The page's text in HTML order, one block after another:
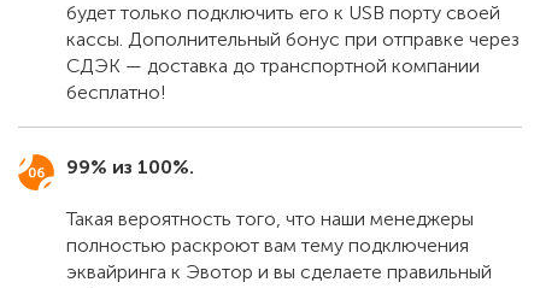
будет только подключить его к USB порту своей
кассы. Дополнительный бонус при отправке через
СДЭК — доставка до транспортной компании
бесплатно!
99% из 100%.
Такая вероятность того, что наши менеджеры
полностью раскроют вам тему подключения
эквайринга к Эвотор и вы сделаете правильный